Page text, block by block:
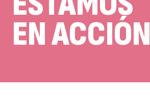
EN ACCIÓN